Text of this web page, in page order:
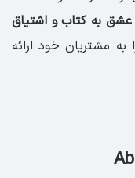
عشق به کتاب و اشتیاق
مشتریان خود ارائه